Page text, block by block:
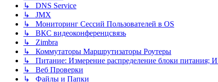
↳ DNS Service
↳ JMX
↳ Мониторинг Сессий Пользователей в OS
↳ ВКС видеоконференцсвязь
↳ Zimbra
↳ Коммутаторы Маршрутизаторы Роутеры
↳ Питание: Измерение распределение блоки питания;
↳ Веб Проверки
↳ Файлы и Папки